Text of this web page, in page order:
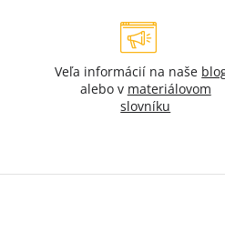
Veľa informácií na naše
alebo v materiálovom
slovníku